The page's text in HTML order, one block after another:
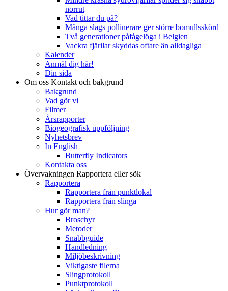
norrut
Vad tittar du på?
Många slags pollinerare ger större bomullsskörd
Två generationer påfågelöga i Belgien
Vackra fjärilar skyddas oftare än alldagliga
Kalender
Anmäl dig här!
Din sida
Om oss Kontakt och bakgrund
Bakgrund
Vad gör vi
Filmer
Årsrapporter
Biogeografisk uppföljning
Nyhetsbrev
In English
Butterfly Indicators
Kontakta oss
Övervakningen Rapportera eller sök
Rapportera
Rapportera från punktlokal
Rapportera från slinga
Hur gör man?
Broschyr
Metoder
Snabbguide
Handledning
Miljöbeskrivning
Viktigaste filerna
Slingprotokoll
Punktprotokoll